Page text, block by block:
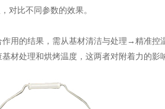
对比不同参数的效果。
用的结果，需从基材清洁与处理→精准
材处理和烘烤温度，这两者对附着力的影